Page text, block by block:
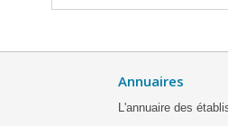
Annuaires
L'annuaire des